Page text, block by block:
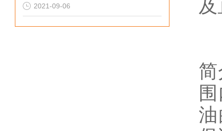
2021-09-06